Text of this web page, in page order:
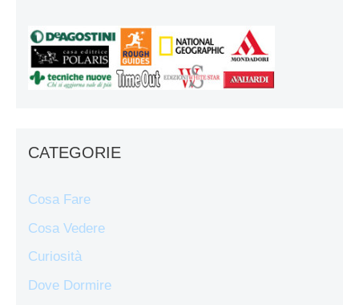
CATEGORIE
Cosa Fare
Cosa Vedere
Curiosità
Dove Dormire